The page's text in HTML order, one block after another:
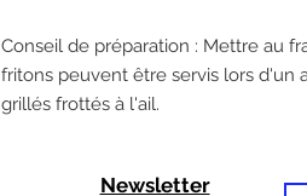
Conseil de préparation : Mettre au
fritons peuvent être servis lors d'un
grillés frottés à l'ail.
Newsletter